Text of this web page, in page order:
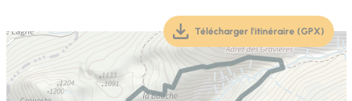
Télécharger l'itinéraire (GPX)
(téléchargement,